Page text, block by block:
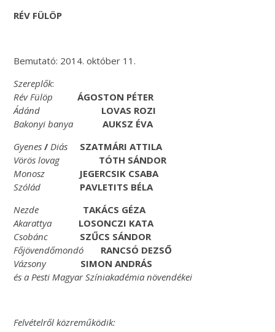
RÉV FÜLÖP
Bemutató: 2014. október 11.
Szereplők:
Rév Fülöp ÁGOSTON PÉTER
Ádánd LOVAS ROZI
Bakonyi banya AUKSZ ÉVA
Gyenes /Diás SZATMÁRI ATTILA
Vörös lovagTÓTH SÁNDOR
Monosz JEGERCSIK CSABA
Szólád PAVLETITS BÉLA
Nezde TAKÁCS GÉZA
Akarattya LOSONCZI KATA
Csobánc SZŰCS SÁNDOR
Főjövendőmondó RANCSÓ DEZSŐ
VázsonySIMON ANDRÁS
és a Pesti Magyar Színiakadémia növendékei
Felvételről közreműködik: